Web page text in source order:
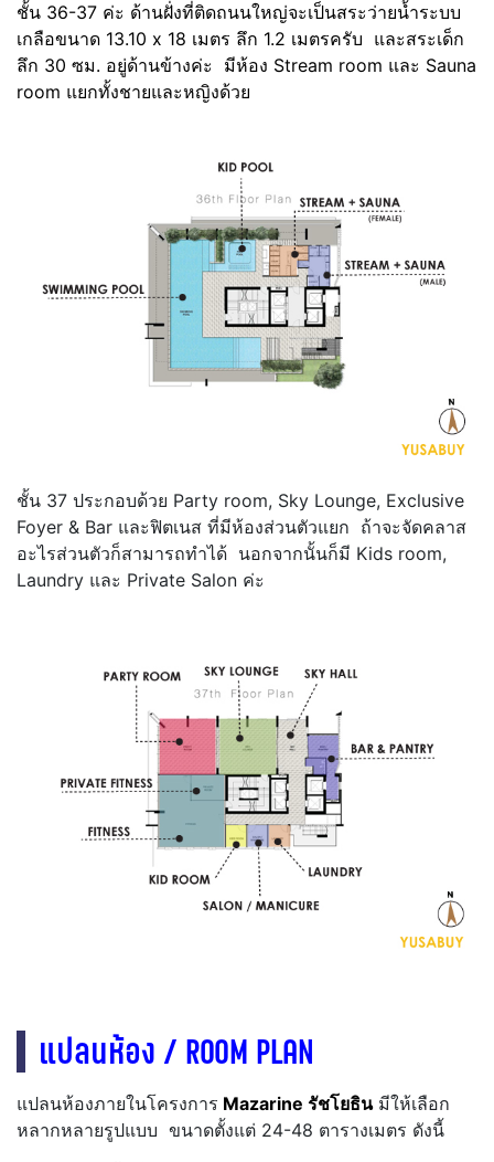
ชั้น 36-37 ค่ะ ด้านฝั่งที่ติดถนนใหญ่จะเป็นสระว่ายน้ำระบบ
เกลือขนาด 13.10 x 18 เมตร ลึก 1.2 เมตรครับ และสระเด็ก
ลึก 30 ซม. อยู่ด้านข้างค่ะ มีห้อง Stream room และ Sauna
room แยกทั้งชายและหญิงด้วย
ชั้น 37 ประกอบด้วย Party room, Sky Lounge, Exclusive
Foyer & Bar และฟิตเนส ที่มีห้องส่วนตัวแยก ถ้าจะจัดคลาส
อะไรส่วนตัวก็สามารถทำได้ นอกจากนั้นก็มี Kids room,
Laundry และ Private Salon ค่ะ
แปลนห้อง / ROOM PLAN
แปลนห้องภายในโครงการ Mazarine รัชโยธิน มีให้เลือก
หลากหลายรูปแบบ ขนาดตั้งแต่ 24-48 ตารางเมตร ดังนี้